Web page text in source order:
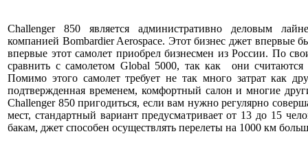
Challenger 850 является административно деловым
компанией Bombardier Aerospace. Этот бизнес джет впервые
впервые этот самолет приобрел бизнесмен из России. По
сравнить с самолетом Global 5000, так как они
Помимо этого самолет требует не так много затрат как
подтвержденная временем, комфортный салон и многие
Challenger 850 пригодиться, если вам нужно регулярно
мест, стандартный вариант предусматривает от 13 до 15
бакам, джет способен осуществлять перелеты на 1000 км